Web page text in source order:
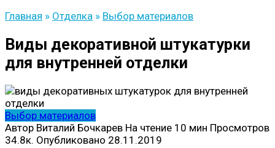
Главная » Отделка » Выбор материалов
Виды декоративной штукатурки
для внутренней отделки
Выбор материалов
Автор Виталий Бочкарев На чтение 10 мин Просмотров
34.8к. Опубликовано 28.11.2019